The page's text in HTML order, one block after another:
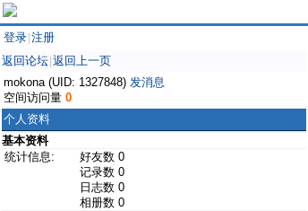
登录 注册
返回论坛 返回上一页
mokona (UID: 1327848) 发消息
空间访问量 0
个人资料
基本资料
统计信息:
好友数 0
记录数 0
日志数 0
相册数 0